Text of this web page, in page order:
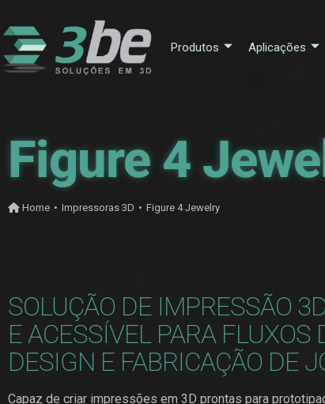
Produtos Aplicações
Figure 4
Home • Impressoras 3D • Figure 4 Jewelry
SOLUÇÃO DE IMPRESSÃO
E ACESSÍVEL PARA FLUXOS
DESIGN E FABRICAÇÃO DE
Capaz de criar impressões em 3D prontas para